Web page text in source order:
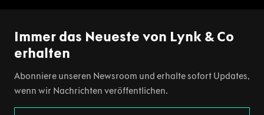
Immer das Neueste von Lynk & Co
erhalten
Abonniere unseren Newsroom und erhalte sofort Updates,
wenn wir Nachrichten veröffentlichen.